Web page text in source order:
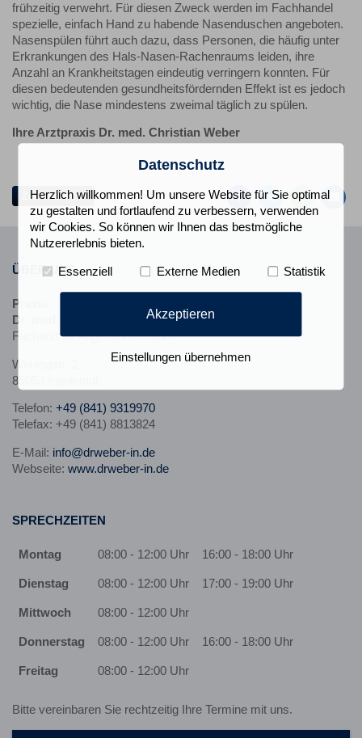
frühzeitig verwehrt. Für diesen Zweck werden im Fachhandel
spezielle, einfach Hand zu habende Nasenduschen angeboten.
Nasenspülen führt auch dazu, dass Personen, die häufig unter
Erkrankungen des Hals-Nasen-Rachenraums leiden, ihre
Anzahl an Krankheitstagen eindeutig verringern konnten. Für
diesen bedeutenden gesundheitsfördernden Effekt ist es jedoch
wichtig, die Nase mindestens zweimal täglich zu spülen.
Ihre Arztpraxis Dr. med. Christian Weber
Zur Übersicht
teilen
teilen
teilen
ÜBER UNS
Praxis
Dr. med. Christian Weber
Facharzt für Allgemeinmedizin
Weningstr. 2
85053 Ingolstadt
Telefon: +49 (841) 9319970
Telefax: +49 (841) 8813824
E-Mail: info@drweber-in.de
Webseite: www.drweber-in.de
SPRECHZEITEN
Montag 08:00 - 12:00 Uhr 16:00 - 18:00 Uhr
Dienstag 08:00 - 12:00 Uhr 17:00 - 19:00 Uhr
Mittwoch 08:00 - 12:00 Uhr
Donnerstag 08:00 - 12:00 Uhr 16:00 - 18:00 Uhr
Freitag 08:00 - 12:00 Uhr
Bitte vereinbaren Sie rechtzeitig Ihre Termine mit uns.
Datenschutz
Herzlich willkommen! Um unsere Website für Sie optimal
zu gestalten und fortlaufend zu verbessern, verwenden
wir Cookies. So können wir Ihnen das bestmögliche
Nutzererlebnis bieten.
Essenziell Externe Medien Statistik
Akzeptieren
Einstellungen übernehmen